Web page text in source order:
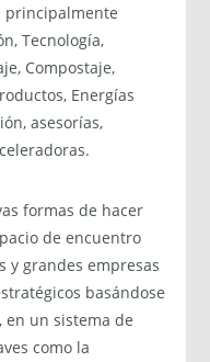
principalmente
Tecnología,
Compostaje,
Energías
asesorías,
formas de hacer
de encuentro
y grandes empresas
basándose
en un sistema de
como la